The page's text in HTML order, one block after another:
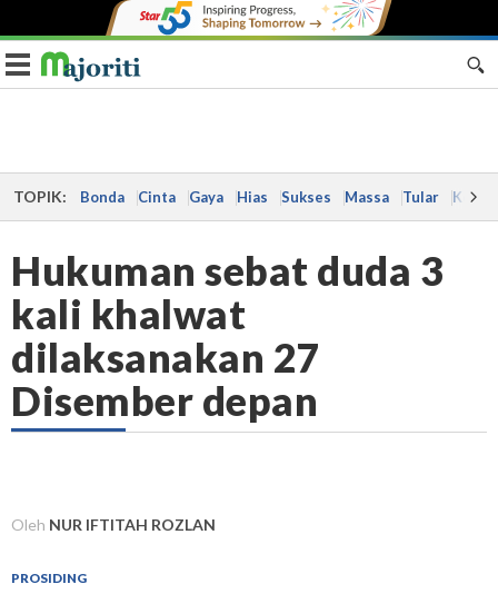
Toggle navigation
TOPIK: Bonda Cinta Gaya Hias Sukses Massa Tular Kes
Hukuman sebat duda 3
kali khalwat
dilaksanakan 27
Disember depan
Oleh NUR IFTITAH ROZLAN
PROSIDING